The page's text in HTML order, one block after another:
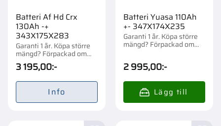
Batteri Af Hd Crx
130Ah -+
343X175X283
Garanti 1 år. Köpa större
mängd? Förpackad om
1/24 st.
3 195,00:-
Info
Batteri Yuasa 110Ah
+- 347X174X235
Garanti 1 år. Köpa större
mängd? Förpackad om
2 995,00:-